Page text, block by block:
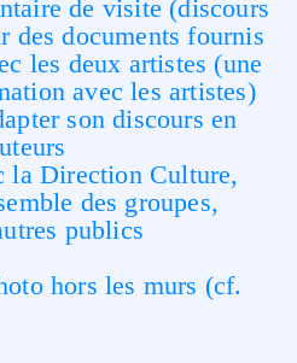
de visite (discours
des documents fournis
les deux artistes (une
avec les artistes)
son discours en
la Direction Culture,
des groupes,
publics
hors les murs (cf.